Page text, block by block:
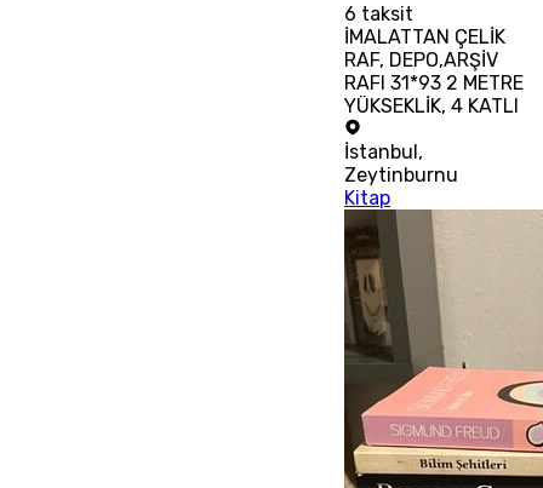
6 taksit
İMALATTAN ÇELİK
RAF, DEPO,ARŞİV
RAFI 31*93 2 METRE
YÜKSEKLİK, 4 KATLI
İstanbul,
Zeytinburnu
Kitap